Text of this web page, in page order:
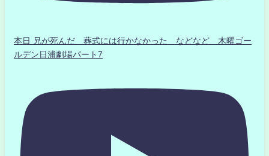
本日 兄が死んだ 葬式には行かなかった などなど 木曜ゴー
ルデン日浦劇場パート7